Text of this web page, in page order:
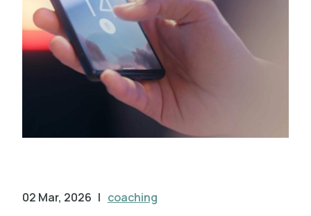
02 Mar, 2026 | coaching